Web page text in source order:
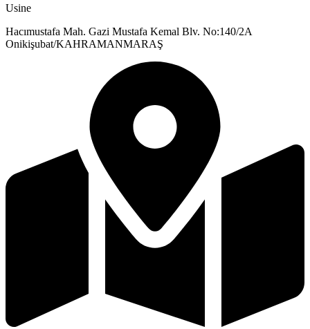
Usine
Hacımustafa Mah. Gazi Mustafa Kemal Blv. No:140/2A
Onikişubat/KAHRAMANMARAŞ